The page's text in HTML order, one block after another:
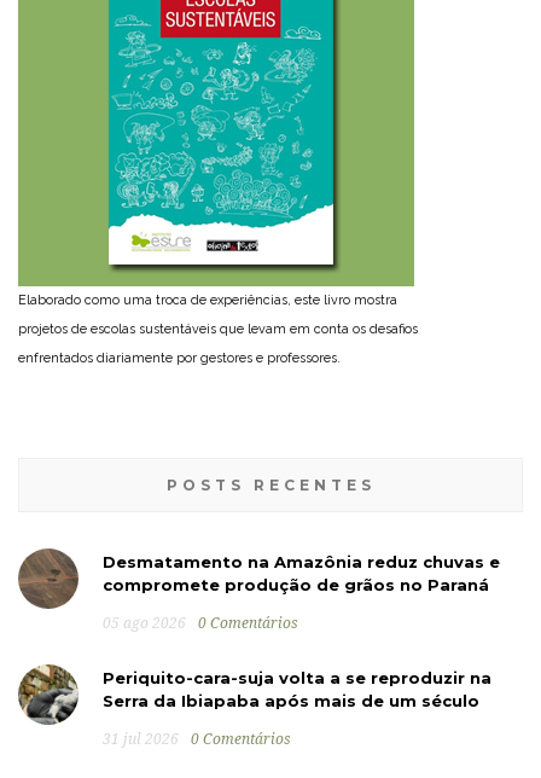
Elaborado como uma troca de experiências, este livro mostra
projetos de escolas sustentáveis que levam em conta os desafios
enfrentados diariamente por gestores e professores.
POSTS RECENTES
Desmatamento na Amazônia reduz chuvas e
compromete produção de grãos no Paraná
05 ago 2026 0 Comentários
Periquito-cara-suja volta a se reproduzir na
Serra da Ibiapaba após mais de um século
31 jul 2026 0 Comentários